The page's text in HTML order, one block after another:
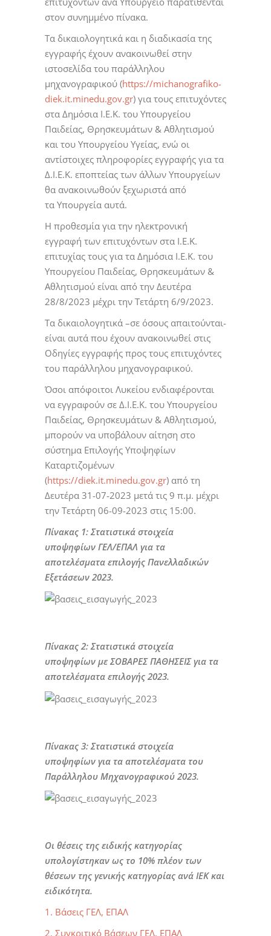
στον συνημμένο πίνακα.
Τα δικαιολογητικά και η διαδικασία της
εγγραφής έχουν ανακοινωθεί στην
ιστοσελίδα του παράλληλου
μηχανογραφικού (https://michanografiko-
diek.it.minedu.gov.gr) για τους επιτυχόντες
στα Δημόσια Ι.Ε.Κ. του Υπουργείου
Παιδείας, Θρησκευμάτων & Αθλητισμού
και του Υπουργείου Υγείας, ενώ οι
αντίστοιχες πληροφορίες εγγραφής για τα
Δ.Ι.Ε.Κ. εποπτείας των άλλων Υπουργείων
θα ανακοινωθούν ξεχωριστά από
τα Υπουργεία αυτά.
Η προθεσμία για την ηλεκτρονική
εγγραφή των επιτυχόντων στα Ι.Ε.Κ.
επιτυχίας τους για τα Δημόσια Ι.Ε.Κ. του
Υπουργείου Παιδείας, Θρησκευμάτων &
Αθλητισμού είναι από την Δευτέρα
28/8/2023 μέχρι την Τετάρτη 6/9/2023.
Τα δικαιολογητικά –σε όσους απαιτούνται-
είναι αυτά που έχουν ανακοινωθεί στις
Οδηγίες εγγραφής προς τους επιτυχόντες
του παράλληλου μηχανογραφικού.
Όσοι απόφοιτοι Λυκείου ενδιαφέρονται
να εγγραφούν σε Δ.Ι.Ε.Κ. του Υπουργείου
Παιδείας, Θρησκευμάτων & Αθλητισμού,
μπορούν να υποβάλουν αίτηση στο
σύστημα Επιλογής Υποψηφίων
Καταρτιζομένων
(https://diek.it.minedu.gov.gr) από τη
Δευτέρα 31-07-2023 μετά τις 9 π.μ. μέχρι
την Τετάρτη 06-09-2023 στις 15:00.
Πίνακας 1: Στατιστικά στοιχεία
υποψηφίων ΓΕΛ/ΕΠΑΛ για τα
αποτελέσματα επιλογής Πανελλαδικών
Εξετάσεων 2023.
Πίνακας 2: Στατιστικά στοιχεία
υποψηφίων με ΣΟΒΑΡΕΣ ΠΑΘΗΣΕΙΣ για τα
αποτελέσματα επιλογής 2023.
Πίνακας 3: Στατιστικά στοιχεία
υποψηφίων για τα αποτελέσματα του
Παράλληλου Μηχανογραφικού 2023.
Οι θέσεις της ειδικής κατηγορίας
υπολογίστηκαν ως το 10% πλέον των
θέσεων της γενικής κατηγορίας ανά ΙΕΚ και
ειδικότητα.
1. Βάσεις ΓΕΛ, ΕΠΑΛ
2. Συγκριτικό Βάσεων ΓΕΛ, ΕΠΑΛ